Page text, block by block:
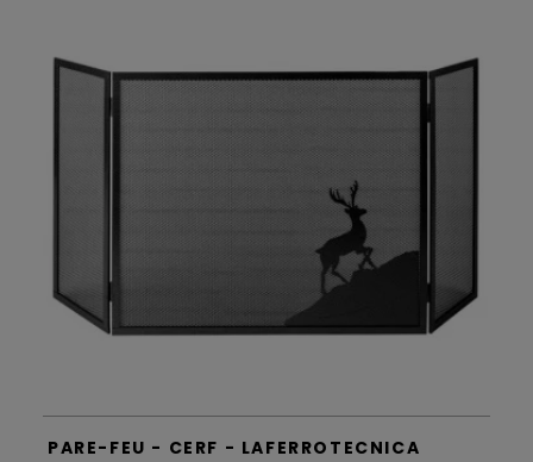
PARE-FEU - CERF - LAFERROTECNICA